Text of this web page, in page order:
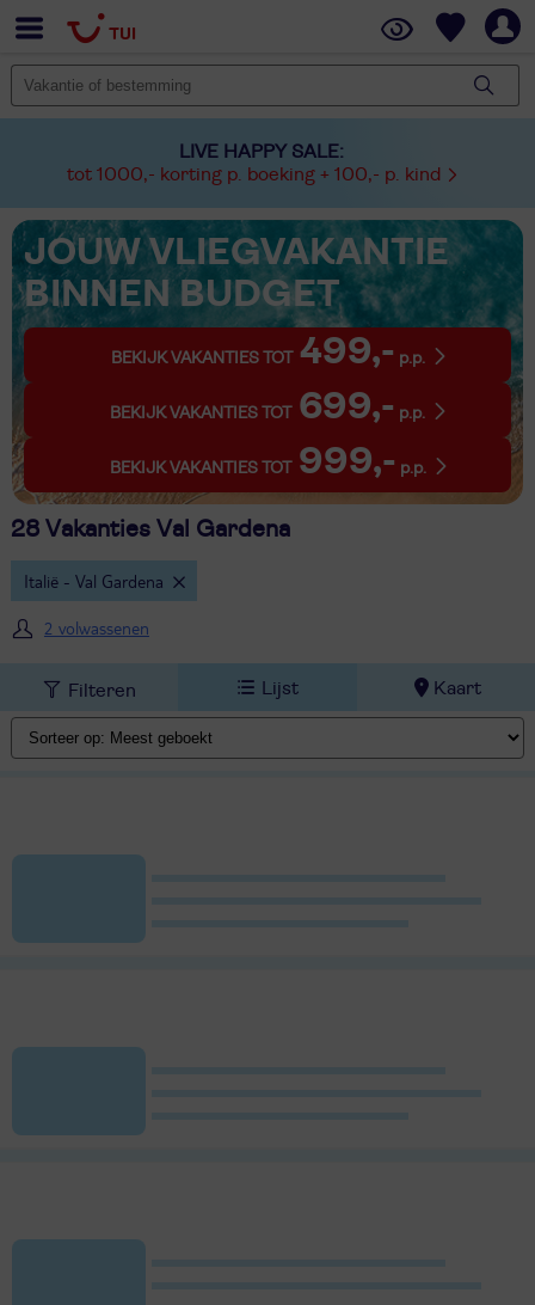
LIVE HAPPY SALE:
tot 1000,- korting p. boeking + 100,- p. kind
JOUW VLIEGVAKANTIE
BINNEN BUDGET
BEKIJK VAKANTIES TOT 499,- p.p.
BEKIJK VAKANTIES TOT 699,- p.p.
BEKIJK VAKANTIES TOT 999,- p.p.
28 Vakanties Val Gardena
Italië - Val Gardena
2 volwassenen
Filteren Lijst Kaart